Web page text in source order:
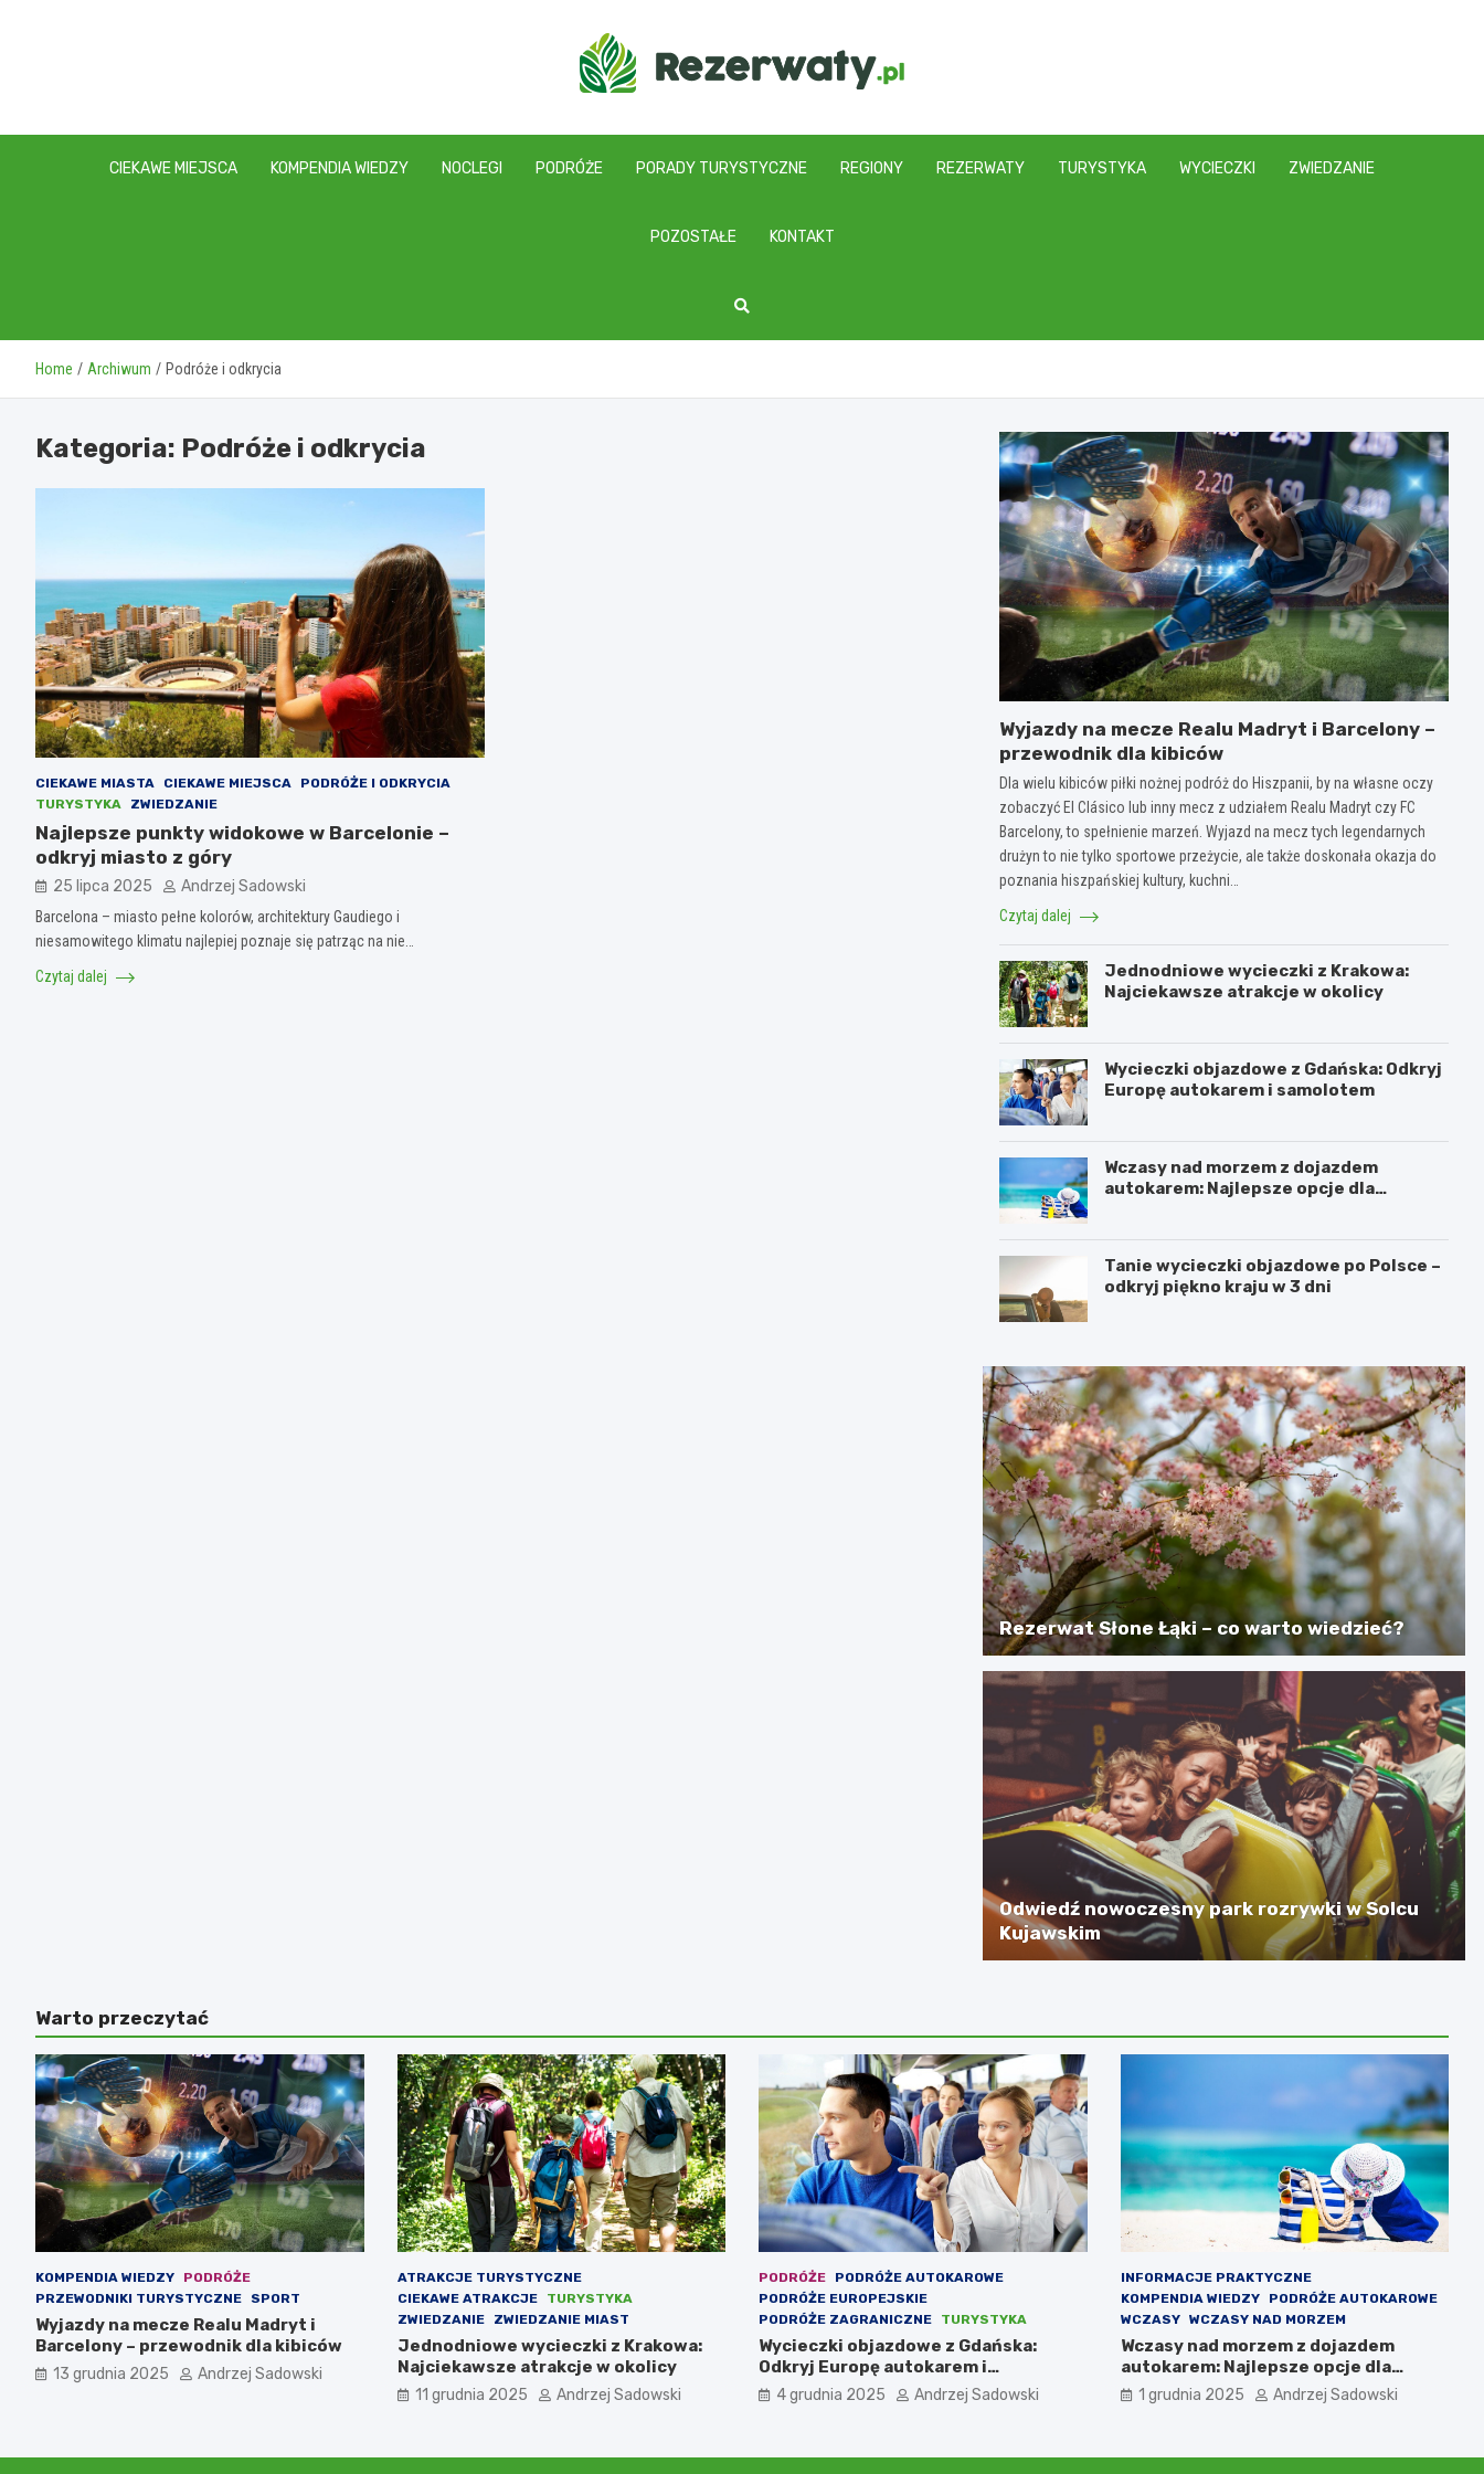
CIEKAWE MIEJSCA KOMPENDIA WIEDZY NOCLEGI PODRÓŻE PORADY TURYSTYCZNE REGIONY REZERWATY TURYSTYKA WYCIECZKI ZWIEDZANIE
POZOSTAŁE KONTAKT
Home Archiwum Podróże i odkrycia
Kategoria: Podróże i odkrycia
CIEKAWE MIASTA CIEKAWE MIEJSCA
PODRÓŻE I ODKRYCIA
TURYSTYKA
ZWIEDZANIE
Najlepsze punkty widokowe w Barcelonie –
odkryj miasto z góry
25 lipca 2025 Andrzej Sadowski
Barcelona – miasto pełne kolorów, architektury Gaudiego i
niesamowitego klimatu najlepiej poznaje się patrząc na nie…
Czytaj dalej
Wyjazdy na mecze Realu Madryt i Barcelony –
przewodnik dla kibiców
Dla wielu kibiców piłki nożnej podróż do Hiszpanii, by na własne oczy
zobaczyć El Clásico lub inny mecz z udziałem Realu Madryt czy FC
Barcelony, to spełnienie marzeń. Wyjazd na mecz tych legendarnych
drużyn to nie tylko sportowe przeżycie, ale także doskonała okazja do
poznania hiszpańskiej kultury, kuchni…
Czytaj dalej
Jednodniowe wycieczki z Krakowa:
Najciekawsze atrakcje w okolicy
Wycieczki objazdowe z Gdańska: Odkryj
Europę autokarem i samolotem
Wczasy nad morzem z dojazdem
autokarem: Najlepsze opcje dla
Tanie wycieczki objazdowe po Polsce –
odkryj piękno kraju w 3 dni
Rezerwat Słone Łąki – co warto wiedzieć?
Odwiedź nowoczesny park rozrywki w Solcu
Kujawskim
Warto przeczytać
KOMPENDIA WIEDZY
PODRÓŻE
PRZEWODNIKI TURYSTYCZNE
SPORT
Wyjazdy na mecze Realu Madryt i
Barcelony – przewodnik dla kibiców
13 grudnia 2025 Andrzej Sadowski
ATRAKCJE TURYSTYCZNE
CIEKAWE ATRAKCJE
TURYSTYKA
ZWIEDZANIE
ZWIEDZANIE MIAST
Jednodniowe wycieczki z Krakowa:
Najciekawsze atrakcje w okolicy
11 grudnia 2025 Andrzej Sadowski
PODRÓŻE
PODRÓŻE AUTOKAROWE
PODRÓŻE EUROPEJSKIE
PODRÓŻE ZAGRANICZNE
TURYSTYKA
Wycieczki objazdowe z Gdańska:
Odkryj Europę autokarem i
samolotem
4 grudnia 2025 Andrzej Sadowski
INFORMACJE PRAKTYCZNE
KOMPENDIA WIEDZY
PODRÓŻE AUTOKAROWE
WCZASY
WCZASY NAD MORZEM
Wczasy nad morzem z dojazdem
autokarem: Najlepsze opcje dla
podróżujących z Katowic, Krakowa i
Wrocławia
1 grudnia 2025 Andrzej Sadowski